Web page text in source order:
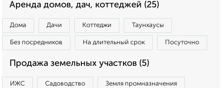
Аренда домов, дач, коттеджей (25)
Дома Дачи Коттеджи Таунхаусы
Без посредников На длительный срок Посуточно
Продажа земельных участков (5)
ИЖС Садоводство Земля промназначения